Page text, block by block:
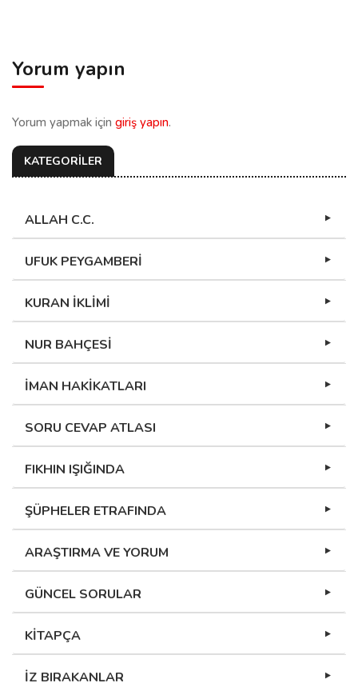
Yorum yapın
Yorum yapmak için giriş yapın.
KATEGORİLER
ALLAH C.C.
UFUK PEYGAMBERİ
KURAN İKLİMİ
NUR BAHÇESİ
İMAN HAKİKATLARI
SORU CEVAP ATLASI
FIKHIN IŞIĞINDA
ŞÜPHELER ETRAFINDA
ARAŞTIRMA VE YORUM
GÜNCEL SORULAR
KİTAPÇA
İZ BIRAKANLAR